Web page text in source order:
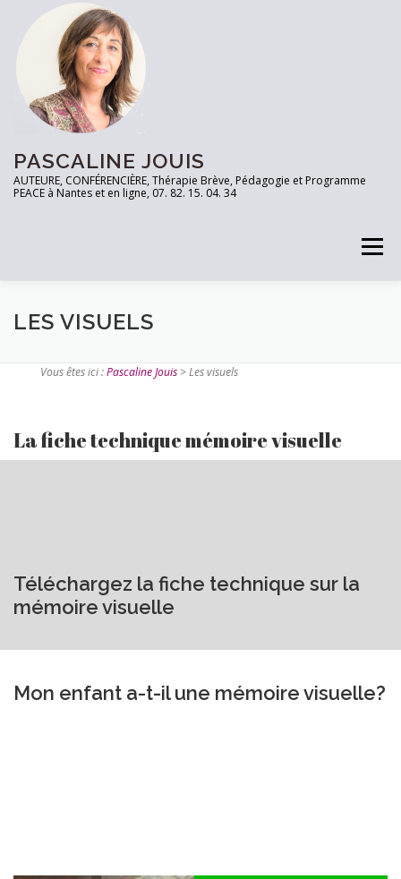
PASCALINE JOUIS
AUTEURE, CONFÉRENCIÈRE, Thérapie Brève, Pédagogie et Programme
PEACE à Nantes et en ligne, 07. 82. 15. 04. 34
Menu
PRENEZ RDV TESTEZ VOUS!
CONTACT
LES VISUELS
Vous êtes ici :Pascaline Jouis>Les visuels
La fiche technique mémoire visuelle
Téléchargez la fiche technique sur la
mémoire visuelle
Mon enfant a-t-il une mémoire visuelle?